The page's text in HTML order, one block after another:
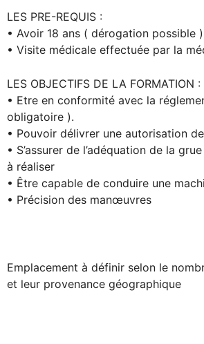
LES PRE-REQUIS :
• Avoir 18 ans ( dérogation possible
• Visite médicale effectuée par la
LES OBJECTIFS DE LA FORMATION :
• Etre en conformité avec la
obligatoire ).
• Pouvoir délivrer une autorisation
• S’assurer de l’adéquation de la
à réaliser
• Être capable de conduire une
• Précision des manœuvres
Emplacement à définir selon le
et leur provenance géographique